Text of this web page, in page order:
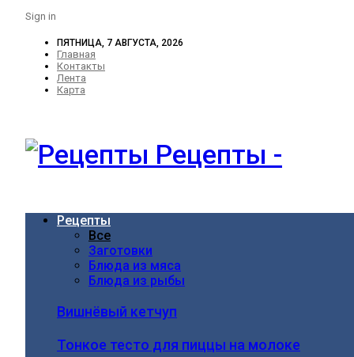
Sign in
ПЯТНИЦА, 7 АВГУСТА, 2026
Главная
Контакты
Лента
Карта
Рецепты -
Рецепты
Все
Заготовки
Блюда из мяса
Блюда из рыбы
Вишнёвый кетчуп
Тонкое тесто для пиццы на молоке